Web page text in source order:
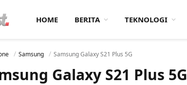
HOME BERITA TEKNOLOGI
Samsung Samsung Galaxy S21 Plus 5G
Galaxy S21 Plus 5G